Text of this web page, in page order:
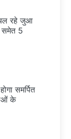
रहे जुआ
समेत 5
समर्पित
के